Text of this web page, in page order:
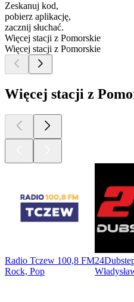
Zeskanuj kod,
pobierz aplikację,
zacznij słuchać.
Więcej stacji z Pomorskie
Więcej stacji z Pomorskie
Więcej stacji z
Radio Tczew 100,8 FM
Rock, Pop